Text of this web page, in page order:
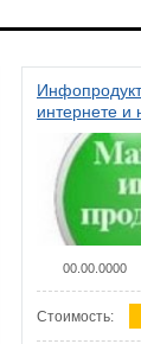
интернете и
00.00.0000
Стоимость: